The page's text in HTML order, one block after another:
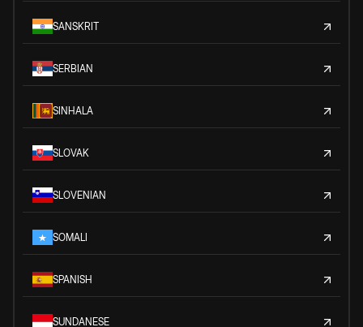
SANSKRIT
SERBIAN
SINHALA
SLOVAK
SLOVENIAN
SOMALI
SPANISH
SUNDANESE